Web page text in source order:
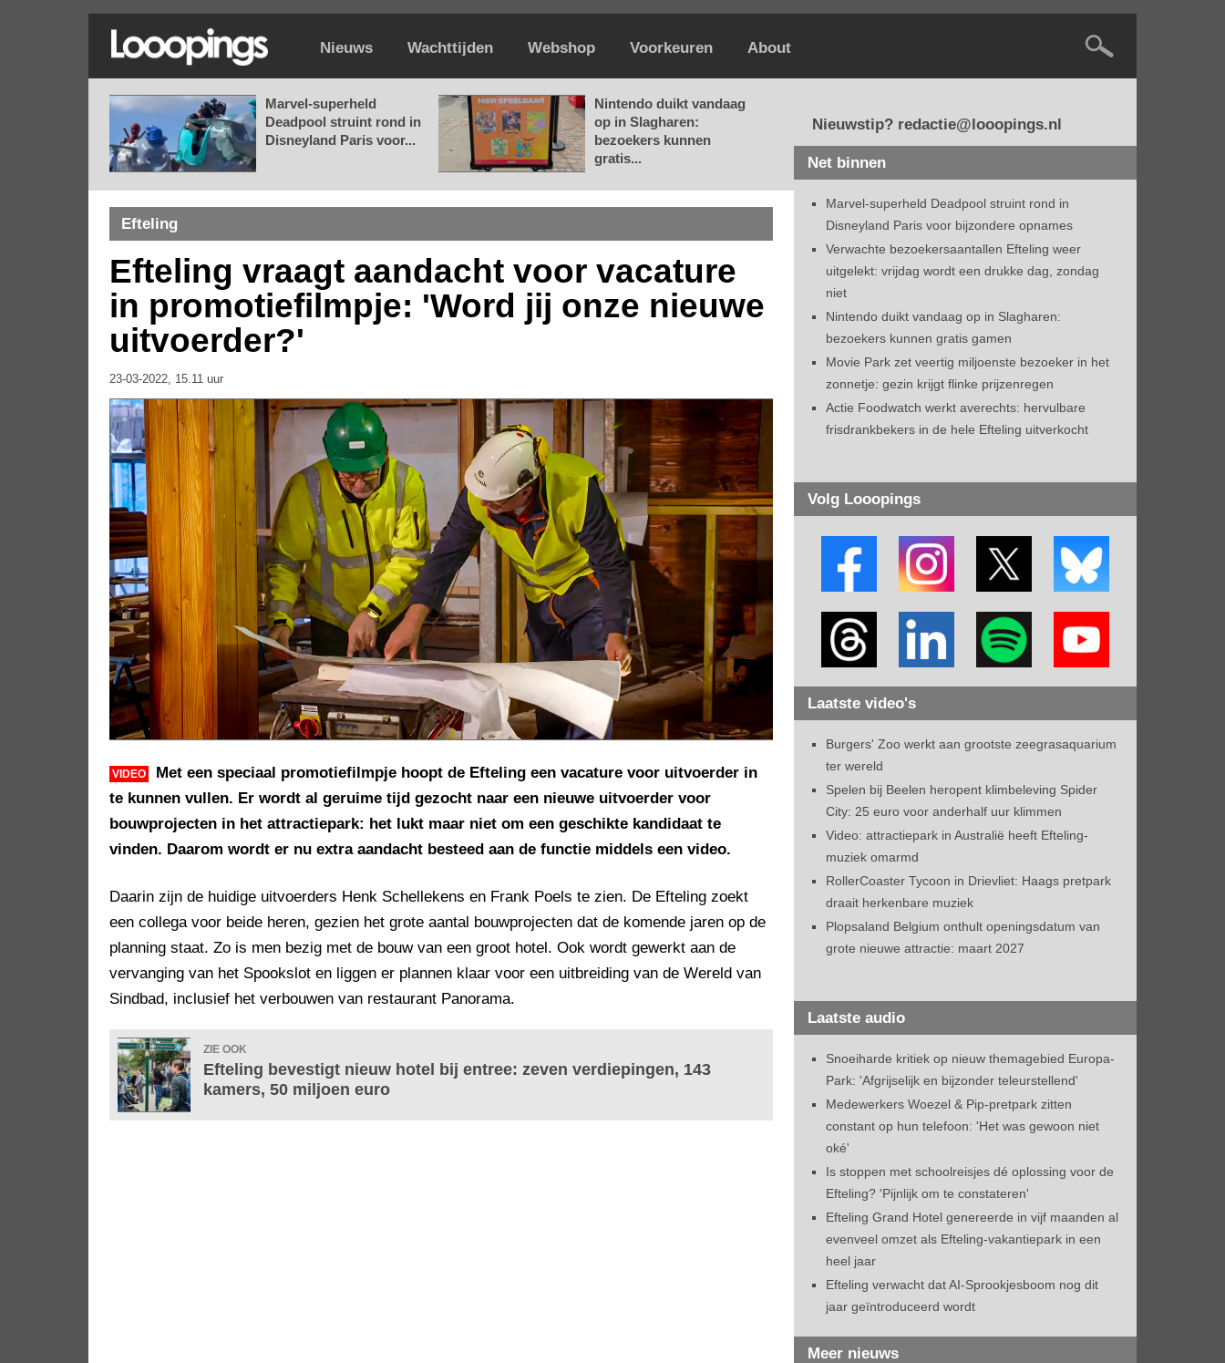
Nieuws Wachttijden Webshop Voorkeuren About
Marvel-superheld
Deadpool struint rond in
Disneyland Paris voor...
Nintendo duikt vandaag
op in Slagharen:
bezoekers kunnen
gratis...
Efteling
Efteling vraagt aandacht voor vacature
in promotiefilmpje: 'Word jij onze nieuwe
uitvoerder?'
23-03-2022, 15.11 uur
VIDEO
Met een speciaal promotiefilmpje hoopt de Efteling een vacature voor uitvoerder in
te kunnen vullen. Er wordt al geruime tijd gezocht naar een nieuwe uitvoerder voor
bouwprojecten in het attractiepark: het lukt maar niet om een geschikte kandidaat te
vinden. Daarom wordt er nu extra aandacht besteed aan de functie middels een video.
Daarin zijn de huidige uitvoerders Henk Schellekens en Frank Poels te zien. De Efteling zoekt
een collega voor beide heren, gezien het grote aantal bouwprojecten dat de komende jaren op de
planning staat. Zo is men bezig met de bouw van een groot hotel. Ook wordt gewerkt aan de
vervanging van het Spookslot en liggen er plannen klaar voor een uitbreiding van de Wereld van
Sindbad, inclusief het verbouwen van restaurant Panorama.
ZIE OOK
Efteling bevestigt nieuw hotel bij entree: zeven verdiepingen, 143
kamers, 50 miljoen euro
Nieuwstip? redactie@looopings.nl
Net binnen
Marvel-superheld Deadpool struint rond in
Disneyland Paris voor bijzondere opnames
Verwachte bezoekersaantallen Efteling weer
uitgelekt: vrijdag wordt een drukke dag, zondag
niet
Nintendo duikt vandaag op in Slagharen:
bezoekers kunnen gratis gamen
Movie Park zet veertig miljoenste bezoeker in het
zonnetje: gezin krijgt flinke prijzenregen
Actie Foodwatch werkt averechts: hervulbare
frisdrankbekers in de hele Efteling uitverkocht
Volg Looopings
Laatste video's
Burgers' Zoo werkt aan grootste zeegrasaquarium
ter wereld
Spelen bij Beelen heropent klimbeleving Spider
City: 25 euro voor anderhalf uur klimmen
Video: attractiepark in Australië heeft Efteling-
muziek omarmd
RollerCoaster Tycoon in Drievliet: Haags pretpark
draait herkenbare muziek
Plopsaland Belgium onthult openingsdatum van
grote nieuwe attractie: maart 2027
Laatste audio
Snoeiharde kritiek op nieuw themagebied Europa-
Park: 'Afgrijselijk en bijzonder teleurstellend'
Medewerkers Woezel & Pip-pretpark zitten
constant op hun telefoon: 'Het was gewoon niet
oké'
Is stoppen met schoolreisjes dé oplossing voor de
Efteling? 'Pijnlijk om te constateren'
Efteling Grand Hotel genereerde in vijf maanden al
evenveel omzet als Efteling-vakantiepark in een
heel jaar
Efteling verwacht dat AI-Sprookjesboom nog dit
jaar geïntroduceerd wordt
Meer nieuws